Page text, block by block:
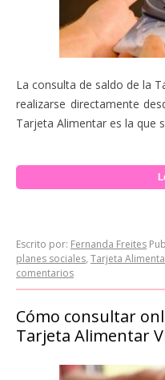
La consulta de saldo de la
realizarse directamente
Tarjeta Alimentar es la que
Escrito por: Fernanda Freites
planes sociales, Tarjeta
comentarios
Cómo consultar
Tarjeta Alimentar